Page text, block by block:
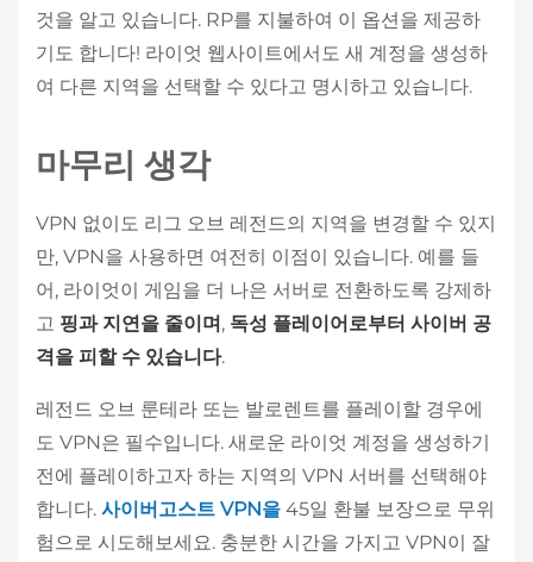
것을 알고 있습니다. RP를 지불하여 이 옵션을 제공하
기도 합니다! 라이엇 웹사이트에서도 새 계정을 생성하
여 다른 지역을 선택할 수 있다고 명시하고 있습니다.
마무리 생각
VPN 없이도 리그 오브 레전드의 지역을 변경할 수 있지
만, VPN을 사용하면 여전히 이점이 있습니다. 예를 들
어, 라이엇이 게임을 더 나은 서버로 전환하도록 강제하
고 핑과 지연을 줄이며 , 독성 플레이어로부터 사이버 공
격을 피할 수 있습니다.
레전드 오브 룬테라 또는 발로렌트를 플레이할 경우에
도 VPN은 필수입니다. 새로운 라이엇 계정을 생성하기
전에 플레이하고자 하는 지역의 VPN 서버를 선택해야
합니다. 사이버고스트 VPN을 45일 환불 보장으로 무위
험으로 시도해보세요. 충분한 시간을 가지고 VPN이 잘